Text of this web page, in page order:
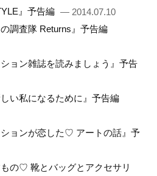
』予告編 — 2014.07.10
調査隊 Returns』予告編
ョン雑誌を読みましょう』予告
い私になるために』予告編
ョンが恋した♡ アートの話』予
の♡ 靴とバッグとアクセサリ